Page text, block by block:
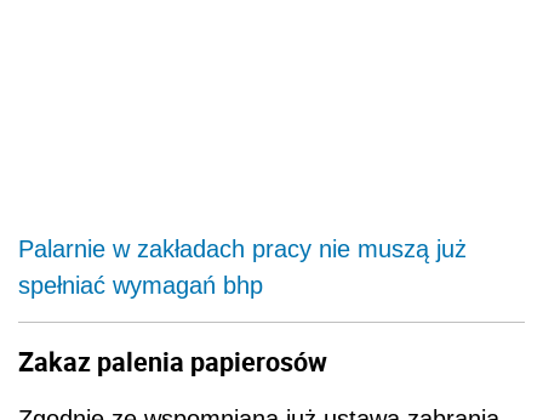
Palarnie w zakładach pracy nie muszą już
spełniać wymagań bhp
Zakaz palenia papierosów